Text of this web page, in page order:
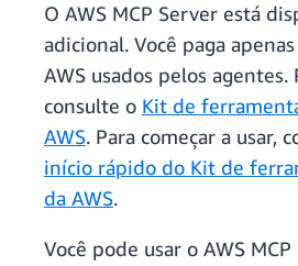
O AWS MCP Server está
adicional. Você paga
AWS usados pelos agentes.
consulte o Kit de
AWS. Para começar a usar,
início rápido do Kit de
da AWS.
Você pode usar o AWS